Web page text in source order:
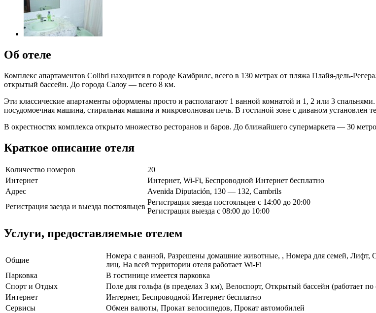
Об отеле
Комплекс апартаментов Colibri находится в городе Камбрилс, всего в 130 метрах от пляжа Плайя-дель-
открытый бассейн. До города Салоу — всего 8 км.
Эти классические апартаменты оформлены просто и располагают 1 ванной комнатой и 1, 2 или 3
посудомоечная машина, стиральная машина и микроволновая печь. В гостиной зоне с диваном установлен
В окрестностях комплекса открыто множество ресторанов и баров. До ближайшего супермаркета — 30
Краткое описание отеля
Количество номеров
20
Интернет
Интернет, Wi-Fi, Беспроводной Интернет бесплатно
Адрес
Avenida Diputación, 130 — 132, Cambrils
Регистрация заезда и выезда постояльцев
Регистрация заезда постояльцев с 14:00 до 20:00
Регистрация выезда с 08:00 до 10:00
Услуги, предоставляемые отелем
Общие
Номера с ванной, Разрешены домашние животные, , Номера для семей, Лифт,
лиц, На всей территории отеля работает Wi-Fi
Парковка
В гостинице имеется парковка
Спорт и Отдых
Поле для гольфа (в пределах 3 км), Велоспорт, Открытый бассейн (работает по
Интернет
Интернет, Беспроводной Интернет бесплатно
Сервисы
Обмен валюты, Прокат велосипедов, Прокат автомобилей